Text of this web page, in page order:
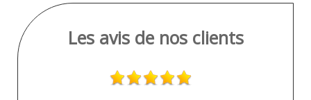
Les avis de nos clients